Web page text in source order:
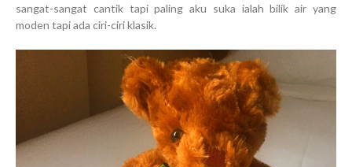
sangat-sangat cantik tapi paling aku suka ialah bilik air yang
moden tapi ada ciri-ciri klasik.